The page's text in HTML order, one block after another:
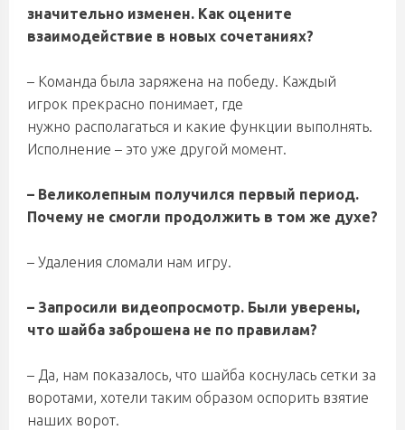
значительно изменен. Как оцените
взаимодействие в новых сочетаниях?
– Команда была заряжена на победу. Каждый
игрок прекрасно понимает, где
нужно располагаться и какие функции выполнять.
Исполнение – это уже другой момент.
– Великолепным получился первый период.
Почему не смогли продолжить в том же духе?
– Удаления сломали нам игру.
– Запросили видеопросмотр. Были уверены,
что шайба заброшена не по правилам?
– Да, нам показалось, что шайба коснулась сетки за
воротами, хотели таким образом оспорить взятие
наших ворот.